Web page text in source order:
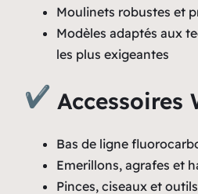
Moulinets robustes et
Modèles adaptés aux
les plus exigeantes
Accessoires
Bas de ligne
Emerillons, agrafes et
Pinces, ciseaux et